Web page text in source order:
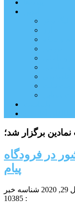
برگزار شد؛
در فرودگاه
پیام
شناسه خبر
: 10385